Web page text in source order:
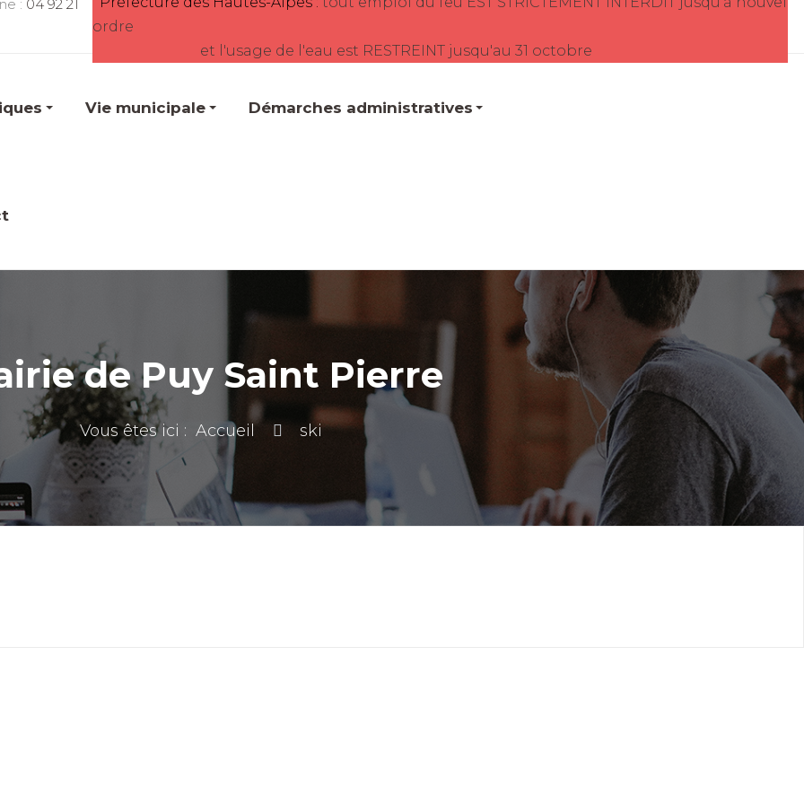
: 04 92 21
ordre
et l'usage de l'eau est RESTREINT jusqu'au 31 octobre
Vie municipale Démarches administratives
de Puy Saint Pierre
Vous êtes ici :Accueil ski